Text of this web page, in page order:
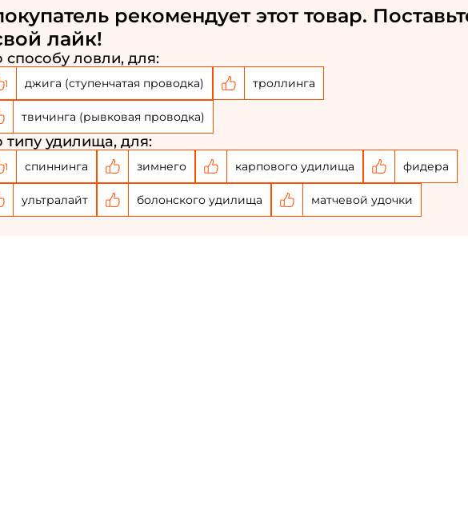
рекомендует этот товар.
лайк!
способу ловли, для:
1 джига (ступенчатая проводка) троллинга
твичинга (рывковая проводка)
типу удилища, для:
1 спиннинга зимнего карпового удилища фидера
ультралайт болонского удилища матчевой удочки
Придумайте пароль: *
Повторите пароль: *
Заполняя данную форму вы соглашаетесь на
обработкуперсональных данных
Создать аккаунт
У меня уже есть аккаунт